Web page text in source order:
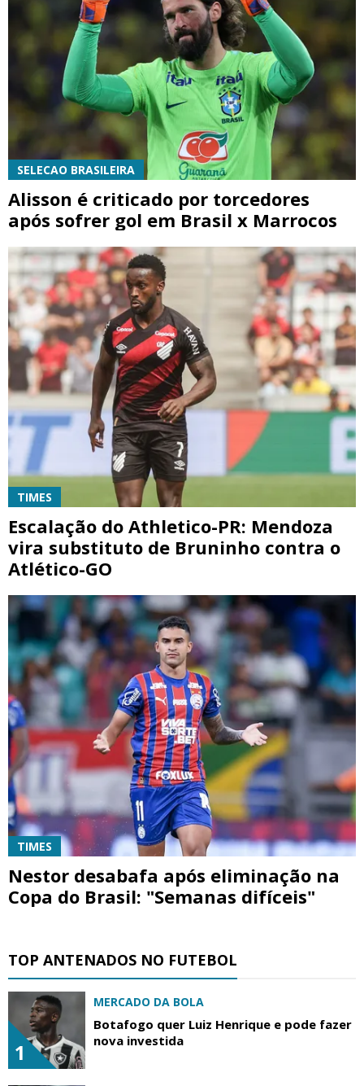
SELECAO BRASILEIRA
Alisson é criticado por torcedores
após sofrer gol em Brasil x Marrocos
TIMES
Escalação do Athletico-PR: Mendoza
vira substituto de Bruninho contra o
Atlético-GO
TIMES
Nestor desabafa após eliminação na
Copa do Brasil: "Semanas difíceis"
TOP ANTENADOS NO FUTEBOL
1
MERCADO DA BOLA
Botafogo quer Luiz Henrique e pode fazer
nova investida